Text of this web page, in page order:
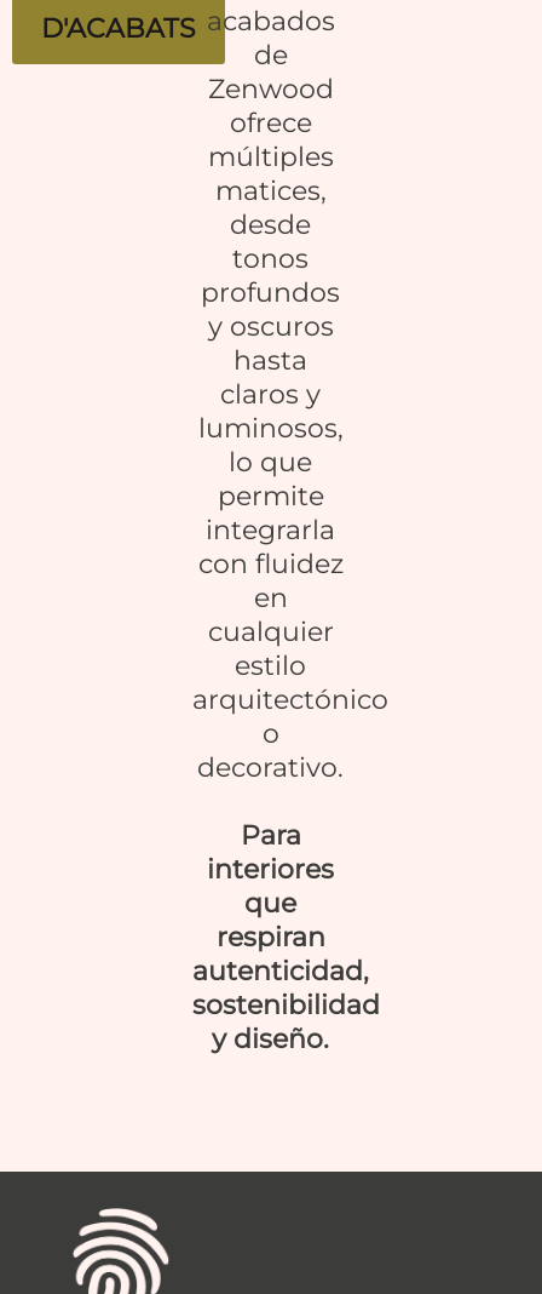
D'ACABATS acabados
de
Zenwood
ofrece
múltiples
matices,
desde
tonos
profundos
y oscuros
hasta
claros y
luminosos,
lo que
permite
integrarla
con fluidez
en
cualquier
estilo
arquitectónico
o
decorativo.
Para
interiores
que
respiran
autenticidad,
sostenibilidad
y diseño.